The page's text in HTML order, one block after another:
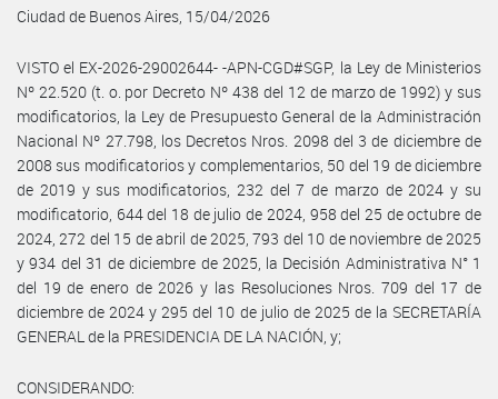
Ciudad de Buenos Aires, 15/04/2026
VISTO el EX-2026-29002644- -APN-CGD#SGP, la Ley de Ministerios
Nº 22.520 (t. o. por Decreto Nº 438 del 12 de marzo de 1992) y sus
modificatorios, la Ley de Presupuesto General de la Administración
Nacional Nº 27.798, los Decretos Nros. 2098 del 3 de diciembre de
2008 sus modificatorios y complementarios, 50 del 19 de diciembre
de 2019 y sus modificatorios, 232 del 7 de marzo de 2024 y su
modificatorio, 644 del 18 de julio de 2024, 958 del 25 de octubre de
2024, 272 del 15 de abril de 2025, 793 del 10 de noviembre de 2025
y 934 del 31 de diciembre de 2025, la Decisión Administrativa N° 1
del 19 de enero de 2026 y las Resoluciones Nros. 709 del 17 de
diciembre de 2024 y 295 del 10 de julio de 2025 de la SECRETARÍA
GENERAL de la PRESIDENCIA DE LA NACIÓN, y;
CONSIDERANDO: